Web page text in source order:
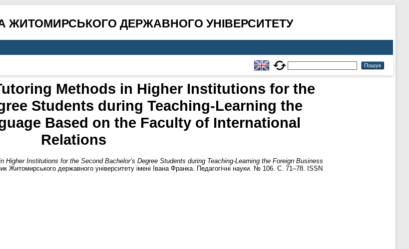
ЖИТОМИРСЬКОГО ДЕРЖАВНОГО УНІВЕРСИТЕТУ
Methods in Higher Institutions for the
Students during Teaching-Learning the
Based on the Faculty of International
Relations
Higher Institutions for the Second Bachelor’s Degree Students during Teaching-Learning the Foreign Business
Житомирського державного університету імені Івана Франка. Педагогічні науки. № 106. С. 71–78. ISSN